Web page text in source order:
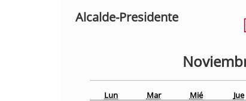
Alcalde-Presidente
Lun Mar Mié Jue